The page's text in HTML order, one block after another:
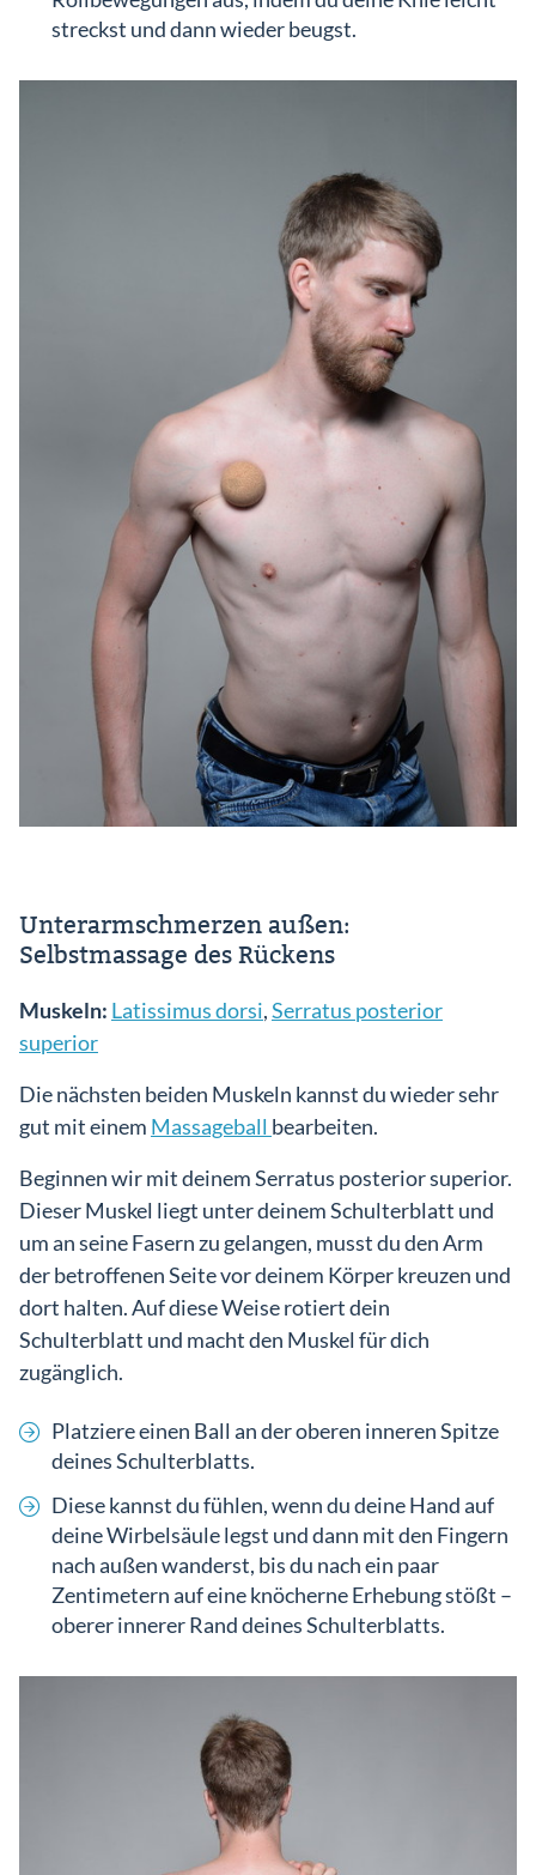
streckst und dann wieder beugst.
Unterarmschmerzen außen:
Selbstmassage des Rückens
Muskeln: Latissimus dorsi,Serratus posterior
superior
Die nächsten beiden Muskeln kannst du wieder sehr
gut mit einem Massageball bearbeiten.
Beginnen wir mit deinem Serratus posterior superior.
Dieser Muskel liegt unter deinem Schulterblatt und
um an seine Fasern zu gelangen, musst du den Arm
der betroffenen Seite vor deinem Körper kreuzen und
dort halten. Auf diese Weise rotiert dein
Schulterblatt und macht den Muskel für dich
zugänglich.
Platziere einen Ball an der oberen inneren Spitze
deines Schulterblatts.
Diese kannst du fühlen, wenn du deine Hand auf
deine Wirbelsäule legst und dann mit den Fingern
nach außen wanderst, bis du nach ein paar
Zentimetern auf eine knöcherne Erhebung stößt –
oberer innerer Rand deines Schulterblatts.